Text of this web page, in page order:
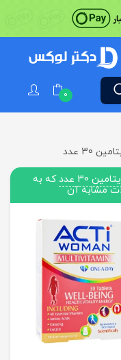
0
عدد
30 عدد
که به
مشابه آن